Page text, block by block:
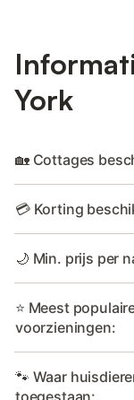
York
🏡 Cottages
💳 Korting
🌙 Min. prijs per
⭐ Meest
voorzieningen:
🐾 Waar